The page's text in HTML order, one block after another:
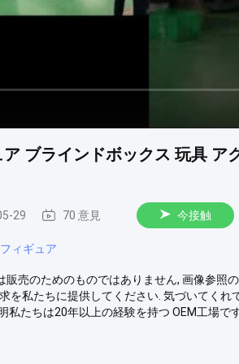
ブラインドボックス 玩具 ア
29 70 意見 今接触
ィギュア
売のためのものではありません, 画像参照
私たちに提供してください. 気づいてくれ
たちは20年以上の経験を持つ OEM工場で